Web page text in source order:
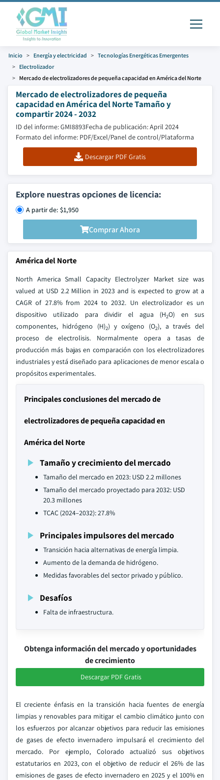
Inicio Energía y electricidad
Tecnologías Energéticas Emergentes
Electrolizador
Mercado de electrolizadores de pequeña capacidad en América del Norte
Mercado de electrolizadores de pequeña
capacidad en América del Norte Tamaño y
compartir 2024 - 2032
ID del informe: GMI8893Fecha de publicación: April 2024
Formato del informe: PDF/Excel/Panel de control/Plataforma
Descargar PDF Gratis
Explore nuestras opciones de licencia:
A partir de: $1,950
Comprar Ahora
América del Norte
North America Small Capacity Electrolyzer Market size was
valued at USD 2.2 Million in 2023 and is expected to grow at a
CAGR of 27.8% from 2024 to 2032. Un electrolizador es un
dispositivo utilizado para dividir el agua (H2O) en sus
componentes, hidrógeno (H)2) y oxígeno (O2), a través del
proceso de electrolisis. Normalmente opera a tasas de
producción más bajas en comparación con los electrolizadores
industriales y está diseñado para aplicaciones de menor escala o
propósitos experimentales.
Principales conclusiones del mercado de
electrolizadores de pequeña capacidad en
América del Norte
Tamaño y crecimiento del mercado
Tamaño del mercado en 2023: USD 2.2 millones
Tamaño del mercado proyectado para 2032: USD
20.3 millones
TCAC (2024–2032): 27.8%
Principales impulsores del mercado
Transición hacia alternativas de energía limpia.
Aumento de la demanda de hidrógeno.
Medidas favorables del sector privado y público.
Desafíos
Falta de infraestructura.
Obtenga información del mercado y oportunidades
de crecimiento
Descargar PDF Gratis
El creciente énfasis en la transición hacia fuentes de energía
limpias y renovables para mitigar el cambio climático junto con
los esfuerzos por alcanzar objetivos para reducir las emisiones
de gases de efecto invernadero impulsará el crecimiento del
mercado. Por ejemplo, Colorado actualizó sus objetivos
estatutarios en 2023, con el objetivo de reducir el 26% de las
emisiones de gases de efecto invernadero en 2025 y el 100% en